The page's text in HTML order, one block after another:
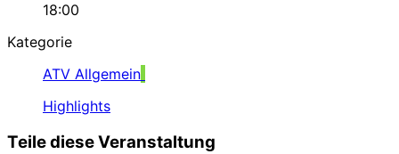
18:00
Kategorie
ATV Allgemein
Highlights
Teile diese Veranstaltung